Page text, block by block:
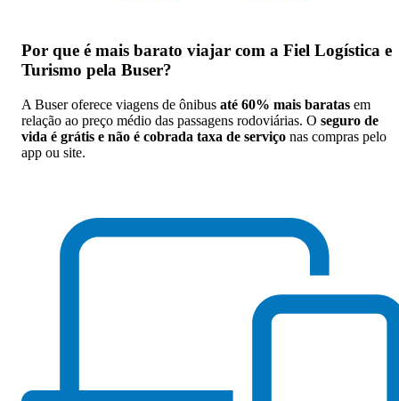
Por que é mais barato viajar com a Fiel Logística e
Turismo pela Buser?
A Buser oferece viagens de ônibus até 60% mais baratas em
relação ao preço médio das passagens rodoviárias. O seguro de
vida é grátis e não é cobrada taxa de serviço nas compras pelo
app ou site.